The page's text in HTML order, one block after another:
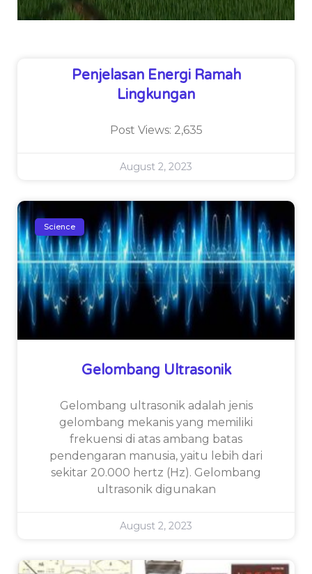
Penjelasan Energi Ramah
Lingkungan
Post Views: 2,635
August 2, 2023
Science
Gelombang Ultrasonik
Gelombang ultrasonik adalah jenis
gelombang mekanis yang memiliki
frekuensi di atas ambang batas
pendengaran manusia, yaitu lebih dari
sekitar 20.000 hertz (Hz). Gelombang
ultrasonik digunakan
August 2, 2023